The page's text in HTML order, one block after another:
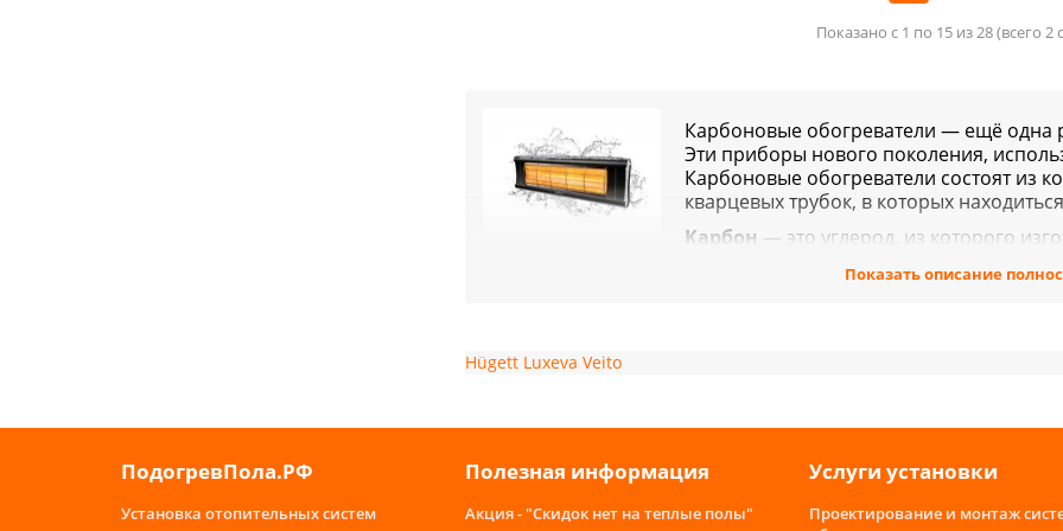
Показано с 1 по 15 из 28 (всего 2
Карбоновые обогреватели — ещё одна
Эти приборы нового поколения,
Карбоновые обогреватели состоят из
кварцевых трубок, в которых
Карбон — это углерод, из которого
Толщина спирали зависит от мощности прибора — чем выше
нагревают их. Благодаря этому принципу обогрева,
экологически чистыми приборами.
металлическую фурнитуру имеющуюся на одежде (пуговицы,
эти устройства можно оставлять включенными, даже во
падении не вызовет пожар и не обожжёт при касании.
Показать описание
Hügett Luxeva Veito
ПодогревПола.РФ
Установка отопительных систем
Полезная информация
Акция - "Скидок нет на теплые полы"
Услуги установки
Проектирование и монтаж